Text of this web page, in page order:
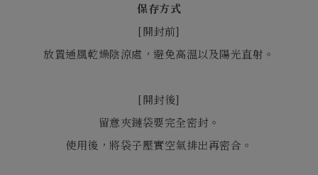
保存方式
[開封前]
放置通風乾燥陰涼處，避免高溫以及陽光直射。
[開封後]
留意夾鏈袋要完全密封。
使用後，將袋子壓實空氣排出再密合。